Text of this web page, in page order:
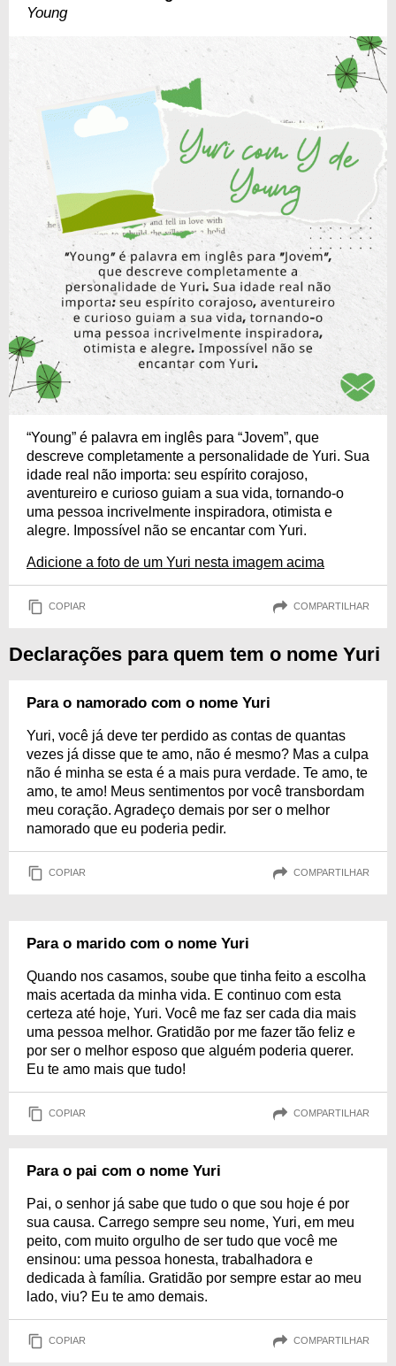
Young
“Young” é palavra em inglês para “Jovem”, que
descreve completamente a personalidade de Yuri. Sua
idade real não importa: seu espírito corajoso,
aventureiro e curioso guiam a sua vida, tornando-o
uma pessoa incrivelmente inspiradora, otimista e
alegre. Impossível não se encantar com Yuri.
Adicione a foto de um Yuri nesta imagem acima
COPIAR COMPARTILHAR
Declarações para quem tem o nome Yuri
Para o namorado com o nome Yuri
Yuri, você já deve ter perdido as contas de quantas
vezes já disse que te amo, não é mesmo? Mas a culpa
não é minha se esta é a mais pura verdade. Te amo, te
amo, te amo! Meus sentimentos por você transbordam
meu coração. Agradeço demais por ser o melhor
namorado que eu poderia pedir.
COPIAR COMPARTILHAR
Para o marido com o nome Yuri
Quando nos casamos, soube que tinha feito a escolha
mais acertada da minha vida. E continuo com esta
certeza até hoje, Yuri. Você me faz ser cada dia mais
uma pessoa melhor. Gratidão por me fazer tão feliz e
por ser o melhor esposo que alguém poderia querer.
Eu te amo mais que tudo!
COPIAR COMPARTILHAR
Para o pai com o nome Yuri
Pai, o senhor já sabe que tudo o que sou hoje é por
sua causa. Carrego sempre seu nome, Yuri, em meu
peito, com muito orgulho de ser tudo que você me
ensinou: uma pessoa honesta, trabalhadora e
dedicada à família. Gratidão por sempre estar ao meu
lado, viu? Eu te amo demais.
COPIAR COMPARTILHAR